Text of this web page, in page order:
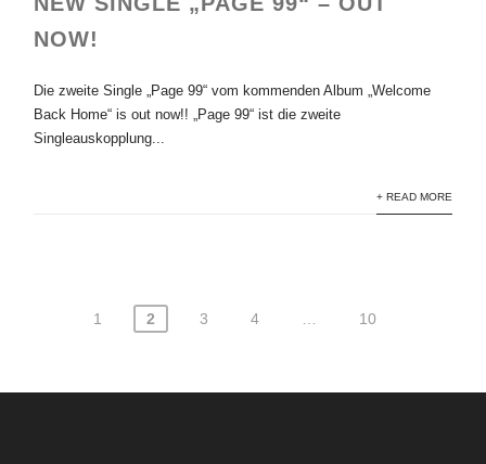
NOW!
Die zweite Single „Page 99“ vom kommenden Album „Welcome
Back Home“ is out now!! „Page 99“ ist die zweite
Singleauskopplung...
+ READ MORE
Seitennummerierung
Beiträge
1 2 3 4 10